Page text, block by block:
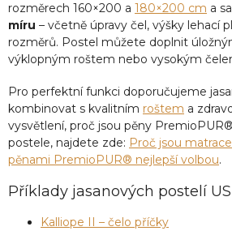
rozměrech 160×200 a 180×200 cm a
míru – včetně úpravy čel, výšky lehací
rozměrů. Postel můžete doplnit
výklopným roštem nebo vysokým
Pro perfektní funkci doporučujeme
kombinovat s kvalitním roštem a
vysvětlení, proč jsou pěny
postele, najdete zde: Proč jsou
pěnami PremioPUR® nejlepší volbou.
Příklady jasanových postelí
Kalliope II – čelo příčky